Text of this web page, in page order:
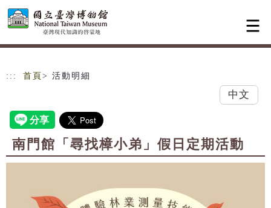
跳到主要內容
網站導覽
::: 首頁 > 活動明細
中文
南門館「尋找樟小弟」假日定期活動